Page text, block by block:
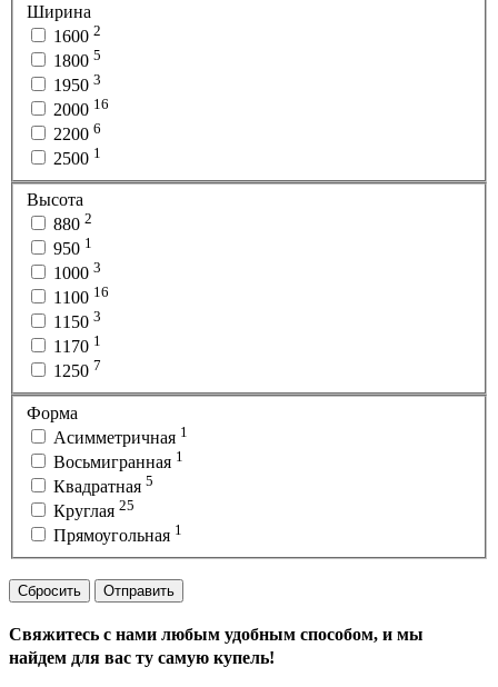
Ширина
1600 2
1800 5
1950 3
2000 16
2200 6
2500 1
Высота
880 2
950 1
1000 3
1100 16
1150 3
1170 1
1250 7
Форма
Асимметричная 1
Восьмигранная 1
Квадратная 5
Круглая 25
Прямоугольная 1
Сбросить Отправить
Свяжитесь с нами любым удобным способом, и мы
найдем для вас ту самую купель!